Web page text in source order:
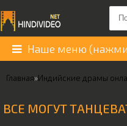
Наше меню
Главная»Индийские драмы
ВСЕ МОГУТ